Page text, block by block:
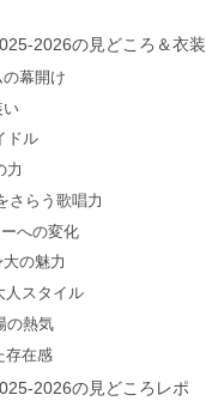
2026の見どころ＆衣
幕開け
い
ドル
力
さらう歌唱力
への変化
の魅力
人スタイル
の熱気
存在感
2026の見どころレポ